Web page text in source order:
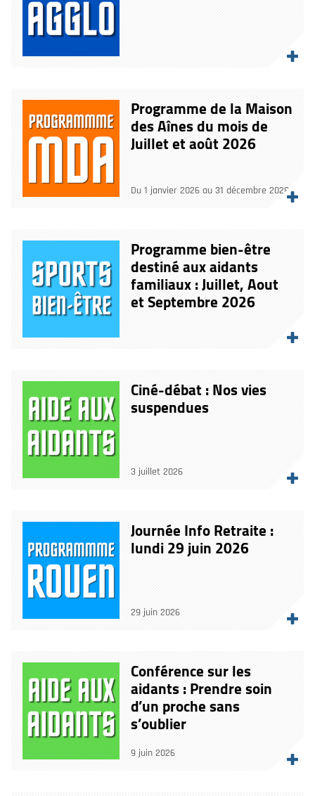
Programme de la Maison
des Aînes du mois de
Juillet et août 2026
Du 1 janvier 2026 au 31 décembre 2028
Programme bien-être
destiné aux aidants
familiaux : Juillet, Aout
et Septembre 2026
Ciné-débat : Nos vies
suspendues
3 juillet 2026
Journée Info Retraite :
lundi 29 juin 2026
29 juin 2026
Conférence sur les
aidants : Prendre soin
d’un proche sans
s’oublier
9 juin 2026